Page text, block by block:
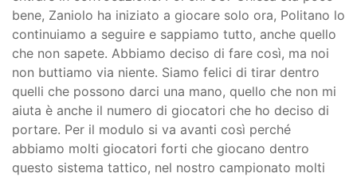
bene, Zaniolo ha iniziato a giocare solo ora, Politano lo
continuiamo a seguire e sappiamo tutto, anche quello
che non sapete. Abbiamo deciso di fare così, ma noi
non buttiamo via niente. Siamo felici di tirar dentro
quelli che possono darci una mano, quello che non mi
aiuta è anche il numero di giocatori che ho deciso di
portare. Per il modulo si va avanti così perché
abbiamo molti giocatori forti che giocano dentro
questo sistema tattico, nel nostro campionato molti